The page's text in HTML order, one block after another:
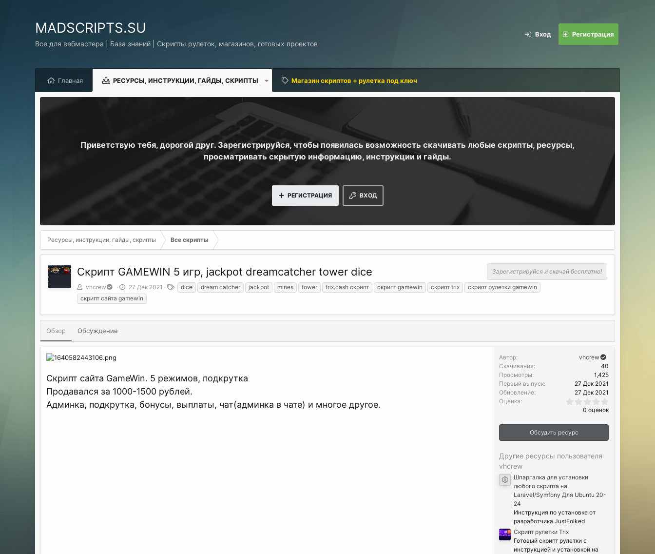
MADSCRIPTS.SU
Все для вебмастера | База знаний | Скрипты рулеток, магазинов, готовых проектов
Вход Регистрация
Главная РЕСУРСЫ, ИНСТРУКЦИИ, ГАЙДЫ, СКРИПТЫ Магазин скриптов + рулетка под ключ
Приветствую тебя, дорогой друг. Зарегистрируйся, чтобы появилась возможность скачивать любые скрипты, ресурсы,
просматривать скрытую информацию, инструкции и гайды.
ВХОД
РЕГИСТРАЦИЯ
Ресурсы, инструкции, гайды, скрипты Все скрипты
Скрипт GAMEWIN 5 игр, jackpot dreamcatcher tower dice
Зарегистрируйся и скачай бесплатно!
А
в
т
р
vhcrew
Д
а
т
с
д
и
я
27 Дек 2021
Т
е
dice dream catcher jackpot mines tower trix.cash скрипт скрипт gamewin скрипт trix
скрипт рулетки gamewin
скрипт сайта gamewin
Обзор Обсуждение
Скрипт сайта GameWin. 5 режимов, подкрутка
Продавался за 1000-1500 рублей.
Админка, подкрутка, бонусы, выплаты, чат(админка в чате) и многое другое.
Автор
vhcrew
Скачивания
40
Просмотры
1,425
Первый выпуск
27 Дек 2021
Обновление
27 Дек 2021
Оценка
.
0
з
ё
0 оценок
Обсудить ресурс
Другие ресурсы пользователя
vhcrew
Иконка ресурса
Шпаргалка для установки
любого скрипта на
Laravel/Symfony Для Ubuntu 20-
24
Инструкция по установке от
разработчика JustFolked
Cкрипт рулетки Trix
Готовый скрипт рулетки с
инструкцией и установкой на